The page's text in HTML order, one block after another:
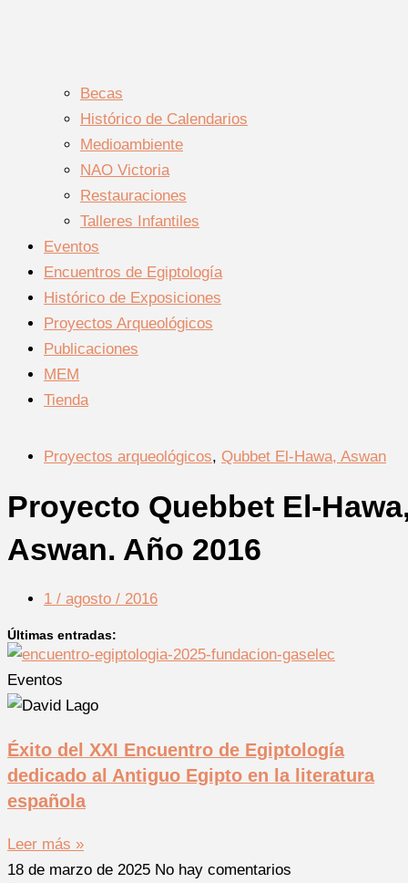
Becas
Histórico de Calendarios
Medioambiente
NAO Victoria
Restauraciones
Talleres Infantiles
Eventos
Encuentros de Egiptología
Histórico de Exposiciones
Proyectos Arqueológicos
Publicaciones
MEM
Tienda
Proyectos arqueológicos, Qubbet El-Hawa, Aswan
Proyecto Quebbet El-
Aswan. Año 2016
1 / agosto / 2016
Últimas entradas:
Eventos
Éxito del XXI Encuentro de Egiptología
dedicado al Antiguo Egipto en la literatura
española
Leer más »
18 de marzo de 2025 No hay comentarios